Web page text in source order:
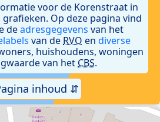
voor de Korenstraat in
Op deze pagina vind
deadresgegevens van het
van de RVO en diverse
huishoudens, woningen
van het CBS.
inhoud ⇵